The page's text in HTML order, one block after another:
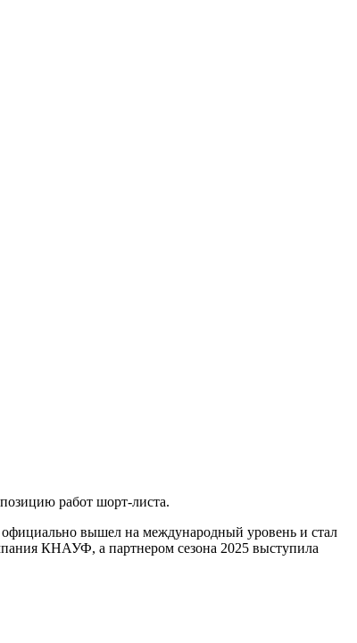
работ шорт-листа.
официально вышел на международный уровень и стал
КНАУФ, а партнером сезона 2025 выступила